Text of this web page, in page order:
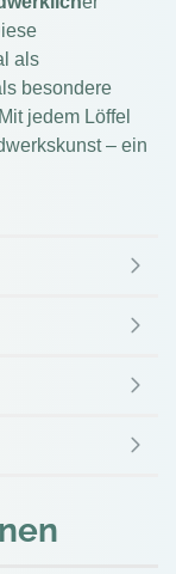
als
besondere
jedem Löffel
– ein